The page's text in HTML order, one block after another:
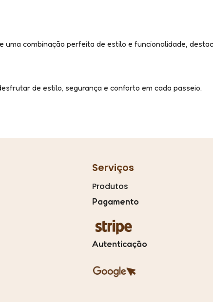
uma combinação perfeita de estilo e funcionalidade,
de estilo, segurança e conforto em cada passeio.
Serviços
Produtos
Pagamento
Autenticação